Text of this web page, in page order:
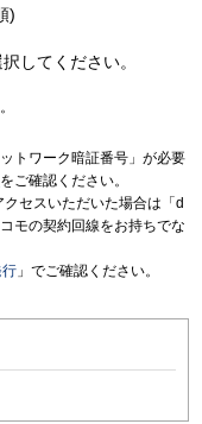
)
してください。
トワーク暗証番号」が必要
をご確認ください。
セスいただいた場合は「d
モの契約回線をお持ちでな
」でご確認ください。